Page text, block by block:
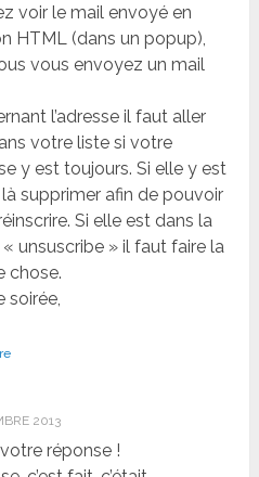
voir le mail envoyé en
HTML (dans un popup),
vous envoyez un mail
l’adresse il faut aller
votre liste si votre
y est toujours. Si elle y est
supprimer afin de pouvoir
Si elle est dans la
unsuscribe » il faut faire la
chose.
soirée,
2013
réponse !